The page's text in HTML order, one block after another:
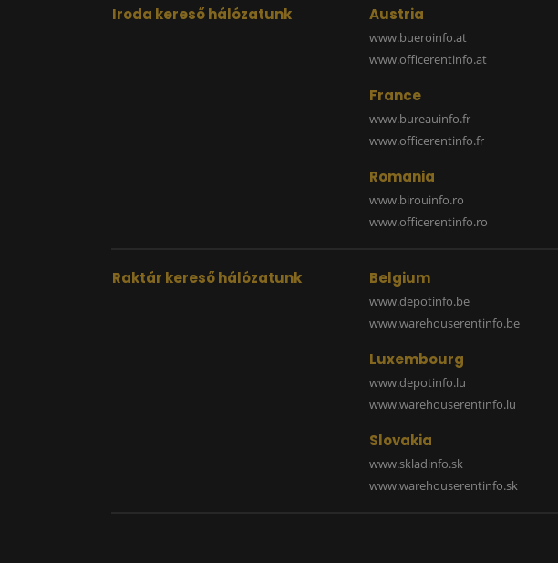
Iroda kereső hálózatunk Austria
www.bueroinfo.at
www.officerentinfo.at
France
www.bureauinfo.fr
www.officerentinfo.fr
Romania
www.birouinfo.ro
www.officerentinfo.ro
Raktár kereső hálózatunk Belgium
www.depotinfo.be
www.warehouserentinfo.be
Luxembourg
www.depotinfo.lu
www.warehouserentinfo.lu
Slovakia
www.skladinfo.sk
www.warehouserentinfo.sk